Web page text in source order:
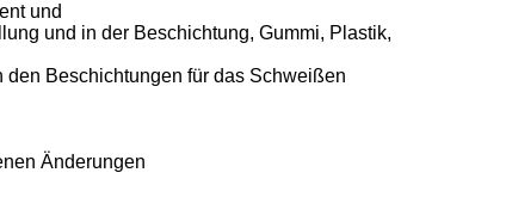
und
und in der Beschichtung, Gummi, Plastik,
Beschichtungen für das Schweißen
Änderungen